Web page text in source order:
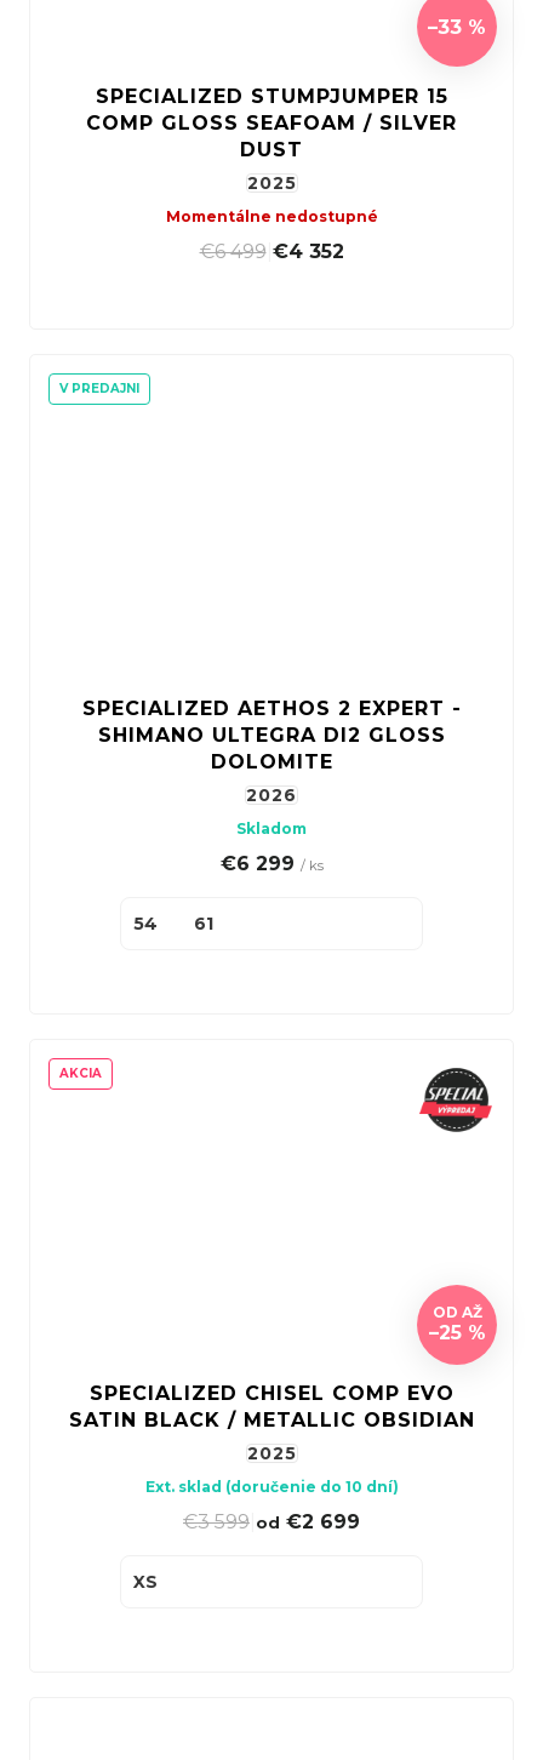
–33 %
SPECIALIZED STUMPJUMPER 15
COMP GLOSS SEAFOAM / SILVER
DUST
2025
Momentálne nedostupné
€6 499| €4 352
V PREDAJNI
SPECIALIZED AETHOS 2 EXPERT -
SHIMANO ULTEGRA DI2 GLOSS
DOLOMITE
2026
Skladom
€6 299 / ks
54 61
AKCIA
OD AŽ
–25 %
SPECIALIZED CHISEL COMP EVO
SATIN BLACK / METALLIC OBSIDIAN
2025
Ext. sklad (doručenie do 10 dní)
€3 599 od €2 699
XS